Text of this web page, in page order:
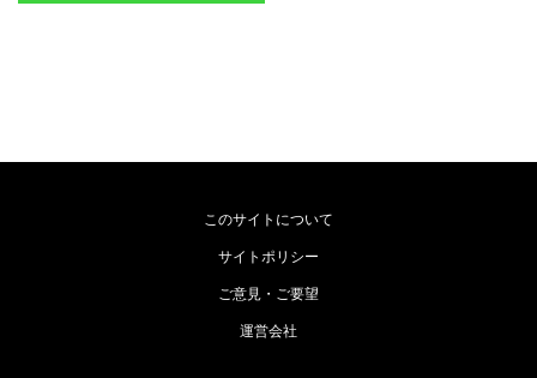
このサイトについて
サイトポリシー
ご意見・ご要望
運営会社